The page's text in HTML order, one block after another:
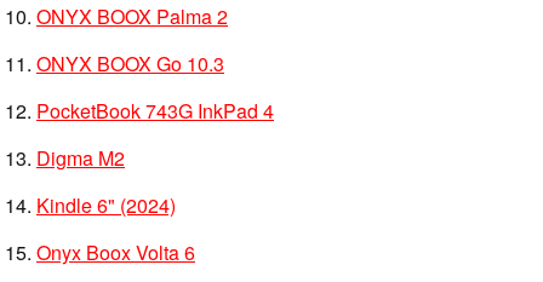
ONYX BOOX Palma 2
ONYX BOOX Go 10.3
PocketBook 743G InkPad 4
Digma M2
Kindle 6" (2024)
Onyx Boox Volta 6